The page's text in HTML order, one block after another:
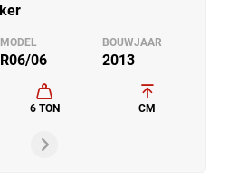
MODEL
R06/06
BOUWJAAR
2013
6 TON CM